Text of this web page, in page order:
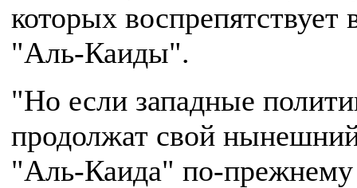
которых воспрепятствует
"Аль-Каиды".
"Но если западные
продолжат свой
"Аль-Каида" по-прежнему